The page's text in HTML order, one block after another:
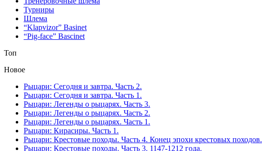
Турниры
Шлема
“Klapvizor” Basinet
“Pig-face” Bascinet
Топ
Новое
Рыцари: Сегодня и завтра. Часть 2.
Рыцари: Сегодня и завтра. Часть 1.
Рыцари: Легенды о рыцарях. Часть 3.
Рыцари: Легенды о рыцарях. Часть 2.
Рыцари: Легенды о рыцарях. Часть 1.
Рыцари: Кирасиры. Часть 1.
Рыцари: Крестовые походы. Часть 4. Конец эпохи крестовых походов.
Рыцари: Крестовые походы. Часть 3. 1147-1212 года.